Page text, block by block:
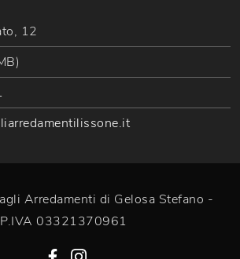
12
Arredamenti di Gelosa Stefano -
P.IVA 03321370961